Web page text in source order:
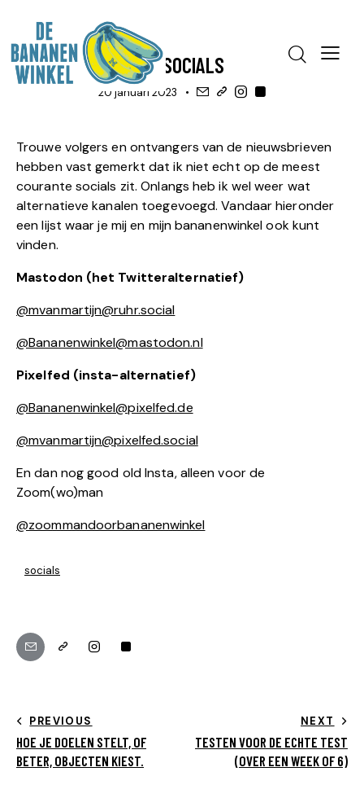
BLOG
DE SOCIALS
20 januari 2023
Trouwe volgers en ontvangers van de nieuwsbrieven
hebben vast gemerkt dat ik niet echt op de meest
courante socials zit. Onlangs heb ik wel weer wat
alternatieve kanalen toegevoegd. Vandaar hieronder
een lijst waar je mij en mijn bananenwinkel ook kunt
vinden.
Mastodon (het Twitteralternatief)
@mvanmartijn@ruhr.social
@Bananenwinkel@mastodon.nl
Pixelfed (insta-alternatief)
@Bananenwinkel@pixelfed.de
@mvanmartijn@pixelfed.social
En dan nog good old Insta, alleen voor de
Zoom(wo)man
@zoommandoorbananenwinkel
socials
PREVIOUS
HOE JE DOELEN STELT, OF
BETER, OBJECTEN KIEST.
NEXT
TESTEN VOOR DE ECHTE TEST
(OVER EEN WEEK OF 6)